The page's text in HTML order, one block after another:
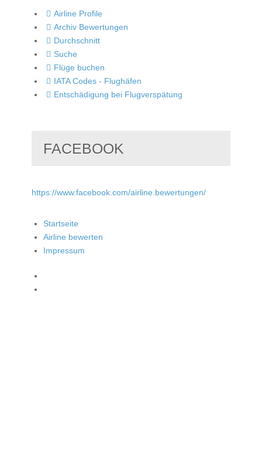
Airline Profile
Archiv Bewertungen
Durchschnitt
Suche
Flüge buchen
IATA Codes - Flughäfen
Entschädigung bei Flugverspätung
FACEBOOK
https://www.facebook.com/airline.bewertungen/
Startseite
Airline bewerten
Impressum